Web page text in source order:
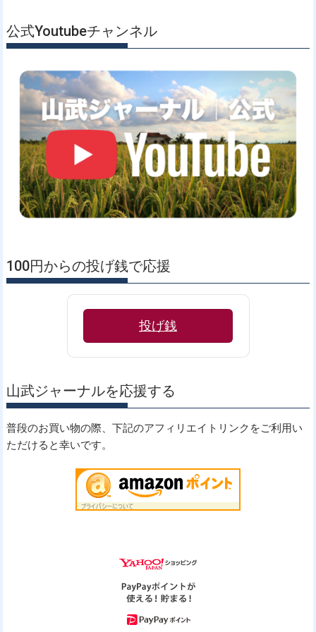
公式Youtubeチャンネル
100円からの投げ銭で応援
投げ銭
山武ジャーナルを応援する
普段のお買い物の際、下記のアフィリエイトリンクをご利用い
ただけると幸いです。